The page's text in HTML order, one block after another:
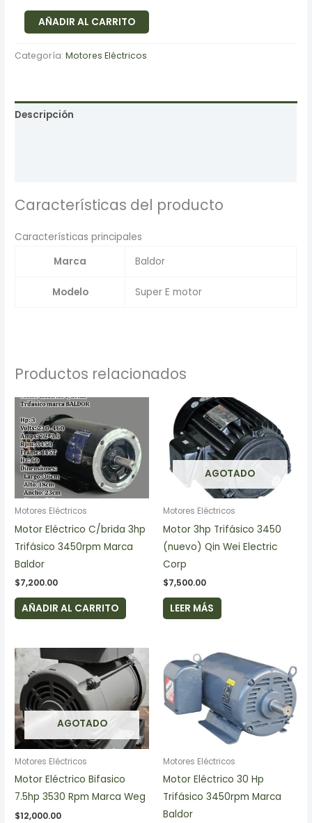
AÑADIR AL CARRITO
Categoría:Motores Eléctricos
Descripción
Características del producto
Características principales
Marca
Baldor
Modelo Super E motor
Productos relacionados
Motores Eléctricos
Motor Eléctrico C/brida 3hp
Trifásico 3450rpm Marca
Baldor
$7,200.00
AÑADIR AL CARRITO
AGOTADO
Motores Eléctricos
Motor 3hp Trifásico 3450
(nuevo) Qin Wei Electric
Corp
$7,500.00
LEER MÁS
AGOTADO
Motores Eléctricos
Motor Eléctrico Bifasico
7.5hp 3530 Rpm Marca Weg
$12,000.00
Motores Eléctricos
Motor Eléctrico 30 Hp
Trifásico 3450rpm Marca
Baldor